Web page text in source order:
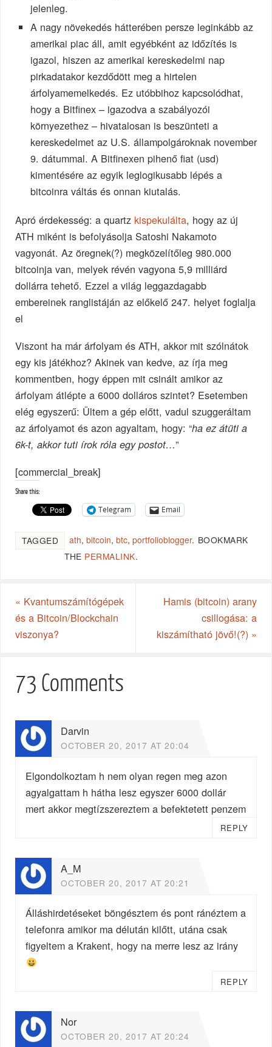
jelenleg.
A nagy növekedés hátterében persze leginkább az
amerikai piac áll, amit egyébként az időzítés is
igazol, hiszen az amerikai kereskedelmi nap
pirkadatakor kezdődött meg a hirtelen
árfolyamemelkedés. Ez utóbbihoz kapcsolódhat,
hogy a Bitfinex – igazodva a szabályozói
környezethez – hivatalosan is beszünteti a
kereskedelmet az U.S. állampolgároknak november
9. dátummal. A Bitfinexen pihenő fiat (usd)
kimentésére az egyik leglogikusabb lépés a
bitcoinra váltás és onnan kiutalás.
Apró érdekesség: a quartz kispekulálta, hogy az új
ATH miként is befolyásolja Satoshi Nakamoto
vagyonát. Az öregnek(?) megközelítőleg 980.000
bitcoinja van, melyek révén vagyona 5,9 milliárd
dollárra tehető. Ezzel a világ leggazdagabb
embereinek ranglistáján az előkelő 247. helyet foglalja
el
Viszont ha már árfolyam és ATH, akkor mit szólnátok
egy kis játékhoz? Akinek van kedve, az írja meg
kommentben, hogy éppen mit csinált amikor az
árfolyam átlépte a 6000 dolláros szintet? Esetemben
elég egyszerű: Ültem a gép előtt, vadul szuggeráltam
az árfolyamot és azon agyaltam, hogy: “ha ez átüti a
6k-t, akkor tuti írok róla egy postot…”
[commercial_break]
Share this:
Telegram Email
TAGGED ath,bitcoin,btc,portfolioblogger. BOOKMARK
THE PERMALINK.
« Kvantumszámítógépek
és a Bitcoin/Blockchain
viszonya?
Hamis (bitcoin) arany
csillogása: a
kiszámítható jövő!(?) »
73 Comments
Darvin
OCTOBER 20, 2017 AT 20:04
Elgondolkoztam h nem olyan regen meg azon
agyalgattam h hátha lesz egyszer 6000 dollár
mert akkor megtízszereztem a befektetett penzem
REPLY
A_M
OCTOBER 20, 2017 AT 20:21
Álláshirdetéseket böngésztem és pont ránéztem a
telefonra amikor ma délután kilőtt, utána csak
figyeltem a Krakent, hogy na merre lesz az irány
REPLY
Nor
OCTOBER 20, 2017 AT 20:24